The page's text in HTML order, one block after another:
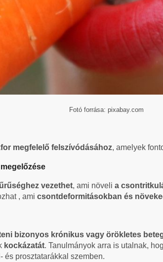
Fotó forrása: pixabay.com
megfelelő felszívódásához, amelyek
megelőzése
vezethet, ami növeli a
, ami csontdeformitásokban és
bizonyos krónikus vagy örökletes
kockázatát. Tanulmányok arra is utalnak,
és prosztatarákkal szemben.